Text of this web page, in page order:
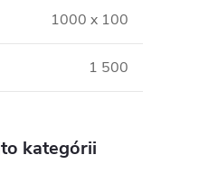
1000 x 100
1 500
kategórii